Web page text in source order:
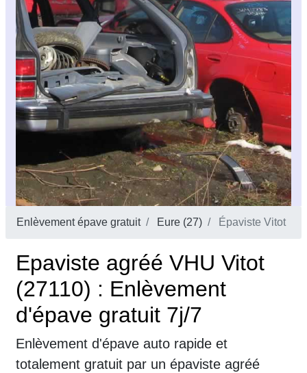
Enlèvement épave gratuit Eure (27) Épaviste Vitot
Epaviste agréé VHU Vitot
(27110) : Enlèvement
d'épave gratuit 7j/7
Enlèvement d'épave auto rapide et
totalement gratuit par un épaviste agréé